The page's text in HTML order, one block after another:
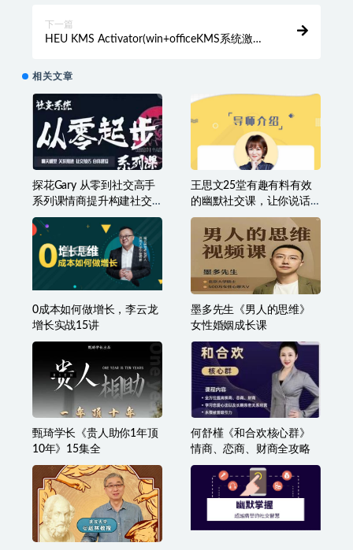
下一篇
HEU KMS Activator(win+officeKMS系统激活
相关文章
探花Gary 从零到社交高手
系列课情商提升构建社交
体系
王思文25堂有趣有料有效
的幽默社交课，让你说话
有魅力，社交更轻松
0成本如何做增长，李云龙
增长实战15讲
墨多先生《男人的思维》
女性婚姻成长课
甄琦学长《贵人助你1年顶
10年》15集全
何舒槿《和合欢核心群》
情商、恋商、财商全攻略